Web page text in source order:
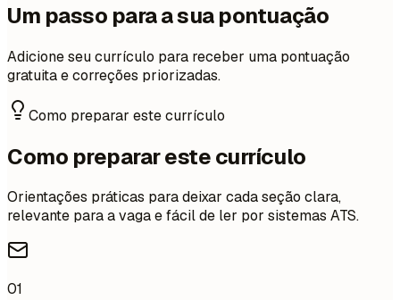
Um passo para a sua pontuação
Adicione seu currículo para receber uma pontuação
gratuita e correções priorizadas.
Como preparar este currículo
Como preparar este currículo
Orientações práticas para deixar cada seção clara,
relevante para a vaga e fácil de ler por sistemas ATS.
01